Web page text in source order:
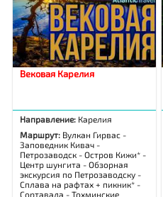
Вековая Карелия
Направление: Карелия
Маршрут: Вулкан Гирвас -
Заповедник Кивач -
Петрозаводск - Остров Кижи* -
Центр шунгита - Обзорная
экскурсия по Петрозаводску -
Сплава на рафтах + пикник* -
Сортавала - Тохминские